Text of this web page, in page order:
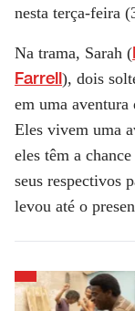
nesta terça-feira
Na trama, Sarah (
Farrell), dois
em uma aventura
Eles vivem uma
eles têm a
seus respectivos
levou até o